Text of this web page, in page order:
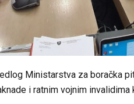
Ministarstva za boračka
i ratnim vojnim